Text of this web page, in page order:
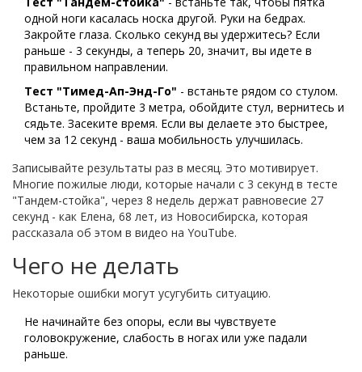
одной ноги касалась носка другой. Руки на бедрах.
Закройте глаза. Сколько секунд вы удержитесь? Если
раньше - 3 секунды, а теперь 20, значит, вы идете в
правильном направлении.
Тест "Тимед-Ап-Энд-Го" - встаньте рядом со стулом.
Встаньте, пройдите 3 метра, обойдите стул, вернитесь и
сядьте. Засеките время. Если вы делаете это быстрее,
чем за 12 секунд - ваша мобильность улучшилась.
Записывайте результаты раз в месяц. Это мотивирует.
Многие пожилые люди, которые начали с 3 секунд в тесте
"Тандем-стойка", через 8 недель держат равновесие 27
секунд - как Елена, 68 лет, из Новосибирска, которая
рассказала об этом в видео на YouTube.
Чего не делать
Некоторые ошибки могут усугубить ситуацию.
Не начинайте без опоры, если вы чувствуете
головокружение, слабость в ногах или уже падали
раньше.